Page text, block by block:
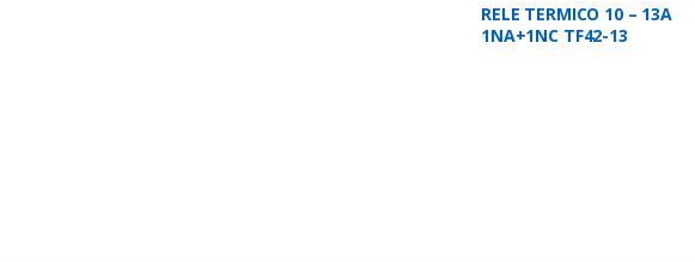
RELE TERMICO 10 – 13A
1NA+1NC TF42-13